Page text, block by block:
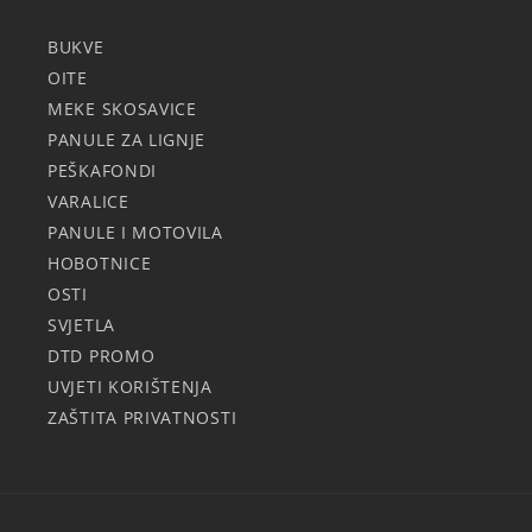
BUKVE
OITE
MEKE SKOSAVICE
PANULE ZA LIGNJE
PEŠKAFONDI
VARALICE
PANULE I MOTOVILA
HOBOTNICE
OSTI
SVJETLA
DTD PROMO
UVJETI KORIŠTENJA
ZAŠTITA PRIVATNOSTI